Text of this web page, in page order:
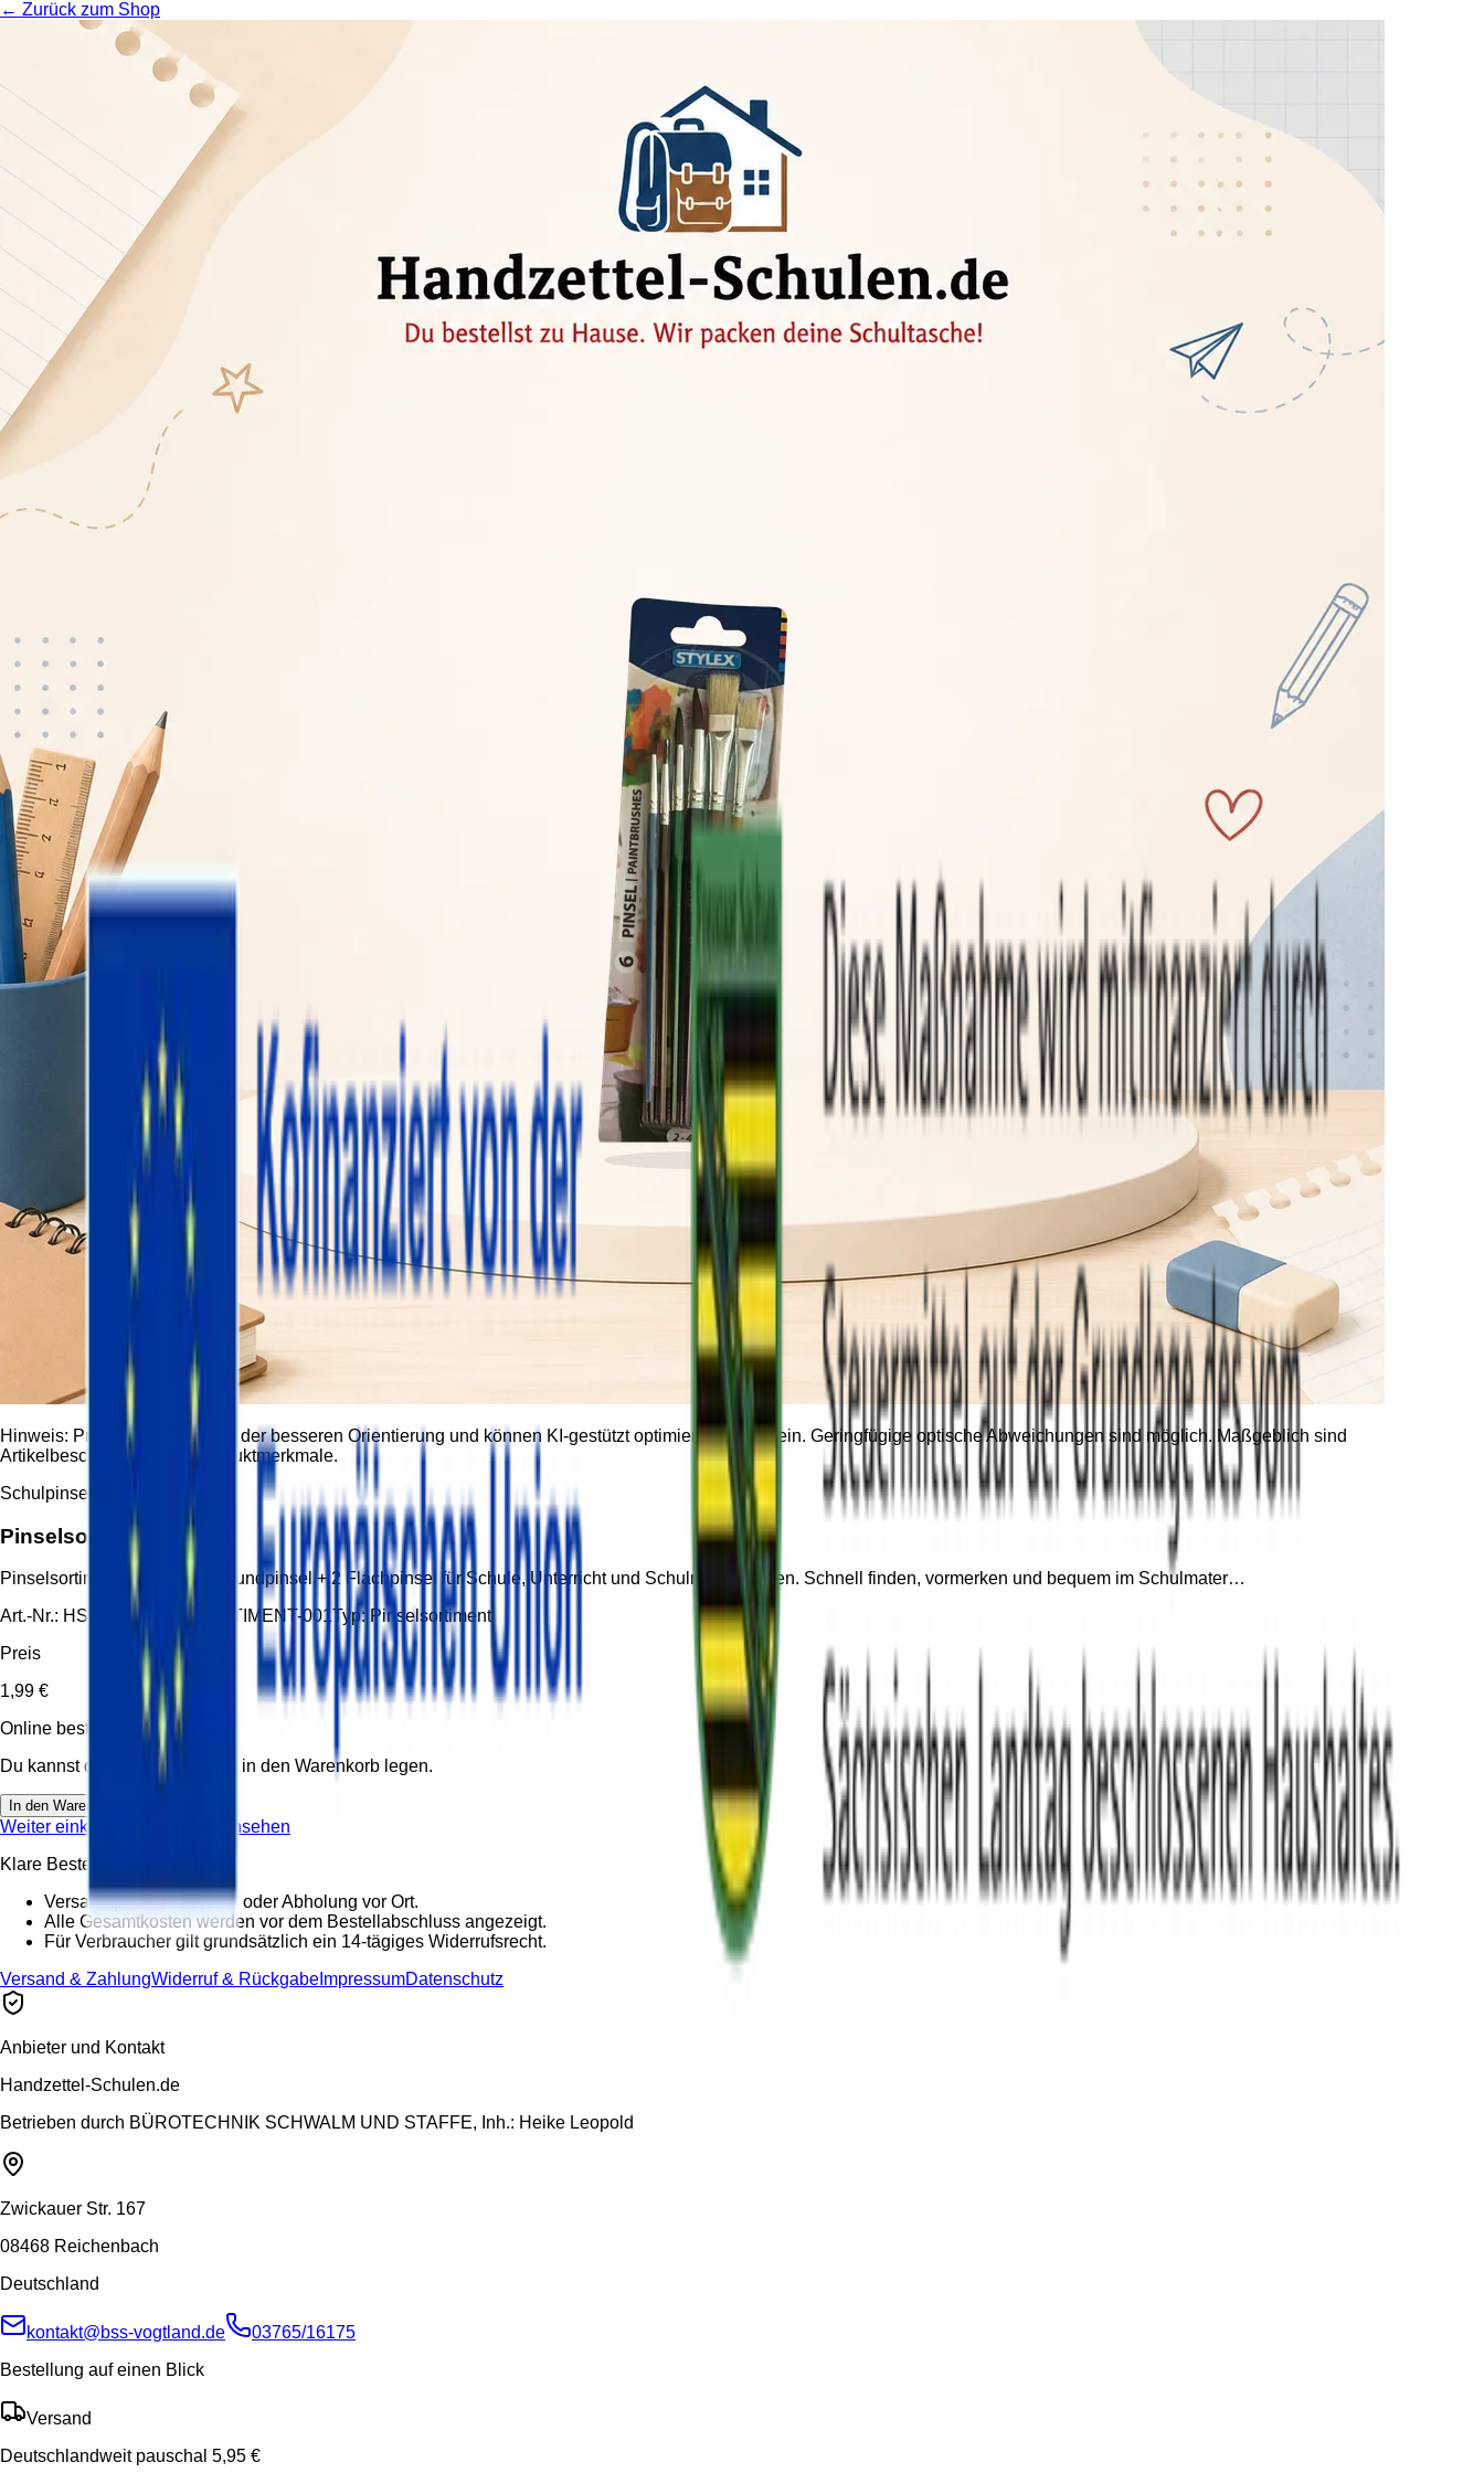
← Zurück zum Shop
Hinweis: Produktbilder dienen der besseren Orientierung und können KI-gestützt optimiert worden sein. Geringfügige optische Abweichungen sind möglich. Maßgeblich sind
Artikelbeschreibung und Produktmerkmale.
Schulpinsel
Pinselsortiment
Pinselsortiment Pinselset, 4 Rundpinsel + 2 Flachpinsel für Schule, Unterricht und Schulmateriallisten. Schnell finden, vormerken und bequem im Schulmater…
Art.-Nr.: HS-PIN-PINSELSORTIMENT-001Typ: Pinselsortiment
Preis
1,99 €
Online bestellbar
Du kannst diesen Artikel direkt in den Warenkorb legen.
In den Warenkorb
Weiter einkaufen
Warenkorb ansehen
Klare Bestellbedingungen
Versand pauschal 5,95 € oder Abholung vor Ort.
Alle Gesamtkosten werden vor dem Bestellabschluss angezeigt.
Für Verbraucher gilt grundsätzlich ein 14-tägiges Widerrufsrecht.
Versand & ZahlungWiderruf & Rückgabe ImpressumDatenschutz
Anbieter und Kontakt
Handzettel-Schulen.de
Betrieben durch BÜROTECHNIK SCHWALM UND STAFFE, Inh.: Heike Leopold
Zwickauer Str. 167
08468 Reichenbach
Deutschland
kontakt@bss-vogtland.de
03765/16175
Bestellung auf einen Blick
Versand
Deutschlandweit pauschal 5,95 €